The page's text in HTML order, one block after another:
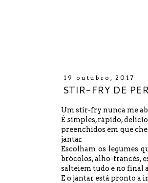
19 outubro, 2017
STIR-FRY DE
Um stir-fry nunca me
É simples, rápido,
preenchidos em que
jantar.
Escolham os legumes
brócolos, alho-francês,
salteiem tudo e no final
E o jantar está pronto a